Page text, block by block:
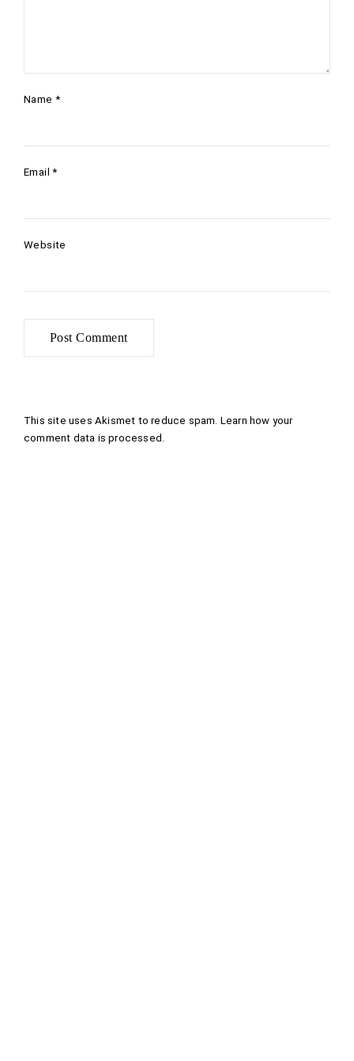
Name *
Email*
Website
This site uses Akismet to reduce spam. Learn how your
comment data is processed